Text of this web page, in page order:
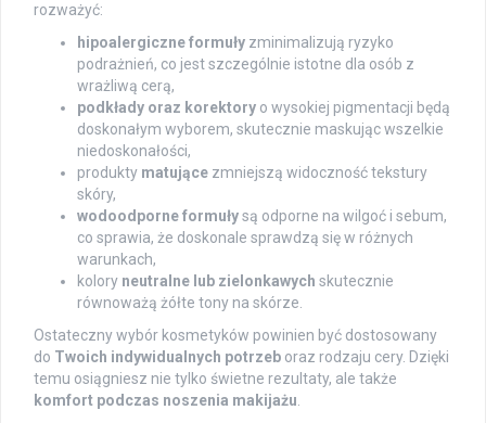
rozważyć:
hipoalergiczne formuły zminimalizują ryzyko
podrażnień, co jest szczególnie istotne dla osób z
wrażliwą cerą,
podkłady oraz korektory o wysokiej pigmentacji będą
doskonałym wyborem, skutecznie maskując wszelkie
niedoskonałości,
produkty matujące zmniejszą widoczność tekstury
skóry,
wodoodporne formułysą odporne na wilgoć i sebum,
co sprawia, że doskonale sprawdzą się w różnych
warunkach,
kolory neutralne lub zielonkawych skutecznie
równoważą żółte tony na skórze.
Ostateczny wybór kosmetyków powinien być dostosowany
do Twoich indywidualnych potrzeb oraz rodzaju cery. Dzięki
temu osiągniesz nie tylko świetne rezultaty, ale także
komfort podczas noszenia makijażu